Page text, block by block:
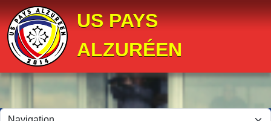
US PAYS
ALZURÉEN
Panneau de gestion des cookies